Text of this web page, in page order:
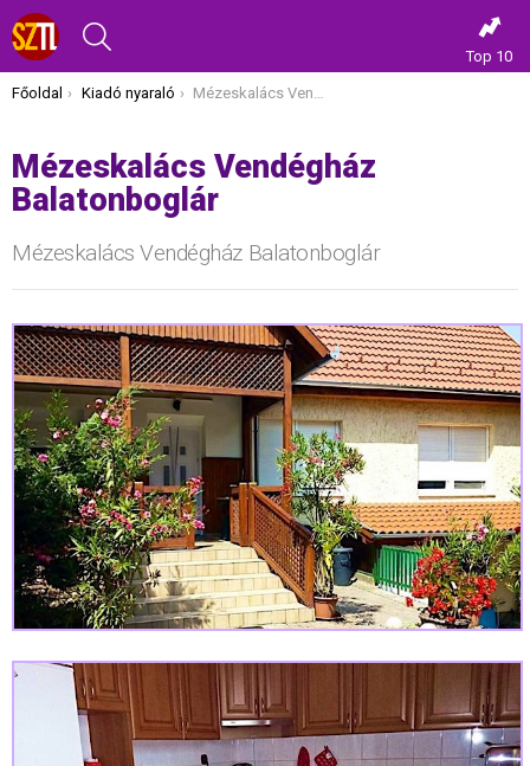
Top 10
Itt vagy most:
Főoldal Kiadó nyaraló Mézeskalács Vendégház Balatonboglár
Mézeskalács Vendégház
Balatonboglár
Mézeskalács Vendégház Balatonboglár